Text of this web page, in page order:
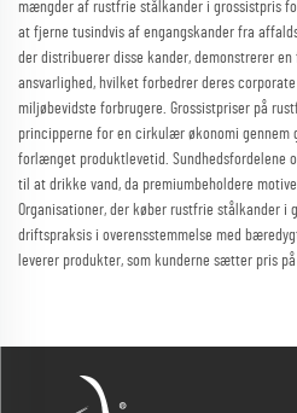
mængder af rustfrie stålkander i grossistpris
at fjerne tusindvis af engangskander fra
der distribuerer disse kander, demonstrerer
ansvarlighed, hvilket forbedrer deres
miljøbevidste forbrugere. Grossistpriser på
principperne for en cirkulær økonomi gennem
forlænget produktlevetid. Sundhedsfordelene
til at drikke vand, da premiumbeholdere
Organisationer, der køber rustfrie stålkander i
driftspraksis i overensstemmelse med
leverer produkter, som kunderne sætter pris